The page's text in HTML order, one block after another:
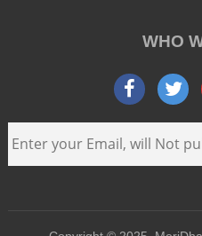
WHO